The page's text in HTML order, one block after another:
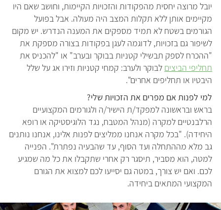
יובל מרוצה יחסית מהפקודות והזכויות הקיימות, וחושב שאם היו
מקיימים אותן ללא תקלות המצב היה מעולה. אבל בפועל
הגורמים בשטח לא תמיד מספקים את המענה הנדרש. יש מקום
לשיפור גם בזכויות, לדוגמה לעגן בפקודות בצורה מספקת את
"ההכרח לספק תבשילי קטניות בבוקר ובערב" או "להכניס את
תחליפי הביצים לבוקר ולערב: קמחי קטניות וזירו אג על שלל
היבטיו או תחליפים אחרים".
למי לפנות אם מפרים את הזכויות שלי?
בראש ובראשונה למפקד/ת הישיר/ה ולגורמים המקצועיים
הרלבנטיים למקרה (מנהל המטבח, נגד הלוגיסטיקה או רופא
היחידה). "בכל מקרה אנחנו ממליצים לפנות אלינו, אנחנו נותנים
גב מלא מההתחלה ועד הסוף, עד שהבעיה נפתרת". הפנייה
למטה, הוא מסביר, תיסגר רק אחרי שתקבלו את כל מה שמגיע
לכם. ואם יש צורך, במטה גם יסייעו לכם למצוא את הגורם
המקצועי המתאים ביחידה.